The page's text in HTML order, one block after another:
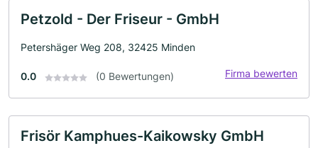
Petzold - Der Friseur - GmbH
Petershäger Weg 208, 32425 Minden
0.0 (0 Bewertungen) Firma bewerten
Frisör Kamphues-Kaikowsky GmbH